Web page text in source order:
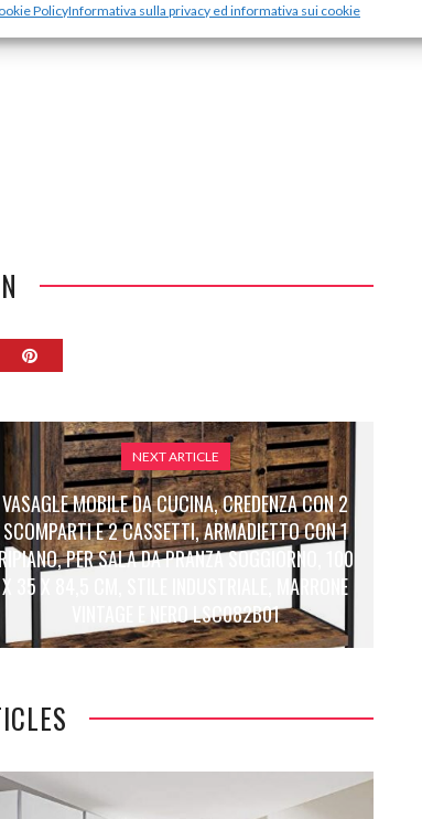
PolicyInformativa sulla privacy ed informativa sui cookie
NEXT ARTICLE
VASAGLE MOBILE DA CUCINA, CREDENZA CON 2
SCOMPARTI E 2 CASSETTI, ARMADIETTO CON 1
RIPIANO, PER SALA DA PRANZA SOGGIORNO, 100
X 35 X 84,5 CM, STILE INDUSTRIALE, MARRONE
VINTAGE E NERO LSC082B01